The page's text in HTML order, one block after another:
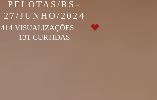
PELOTAS/RS
27/JUNHO/2024
414 VISUALIZAÇÕES
131 CURTIDAS